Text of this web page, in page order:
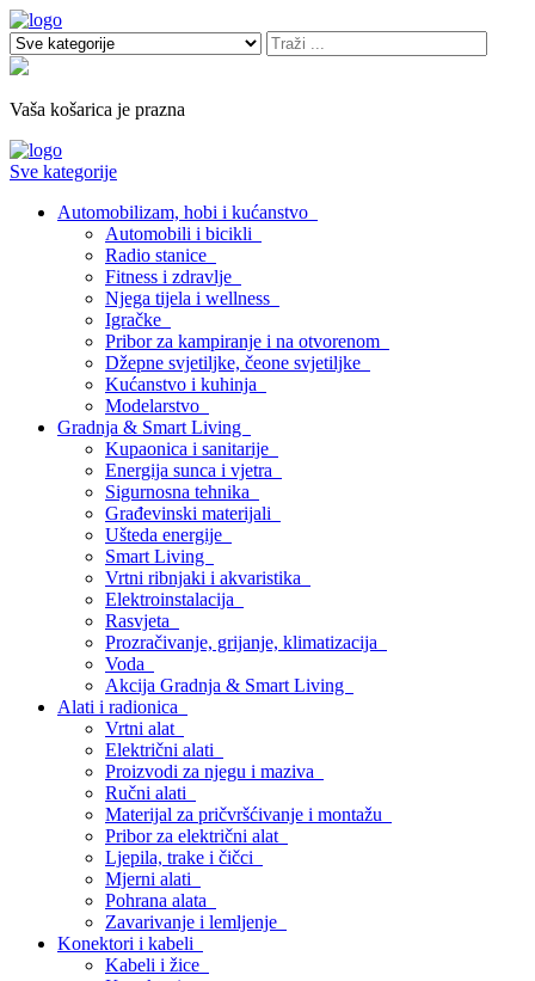
Vaša košarica je prazna
Sve kategorije
Automobilizam, hobi i kućanstvo
Automobili i bicikli
Radio stanice
Fitness i zdravlje
Njega tijela i wellness
Igračke
Pribor za kampiranje i na otvorenom
Džepne svjetiljke, čeone svjetiljke
Kućanstvo i kuhinja
Modelarstvo
Gradnja & Smart Living
Kupaonica i sanitarije
Energija sunca i vjetra
Sigurnosna tehnika
Građevinski materijali
Ušteda energije
Smart Living
Vrtni ribnjaki i akvaristika
Elektroinstalacija
Rasvjeta
Prozračivanje, grijanje, klimatizacija
Voda
Akcija Gradnja & Smart Living
Alati i radionica
Vrtni alat
Električni alati
Proizvodi za njegu i maziva
Ručni alati
Materijal za pričvršćivanje i montažu
Pribor za električni alat
Ljepila, trake i čičci
Mjerni alati
Pohrana alata
Zavarivanje i lemljenje
Konektori i kabeli
Kabeli i žice